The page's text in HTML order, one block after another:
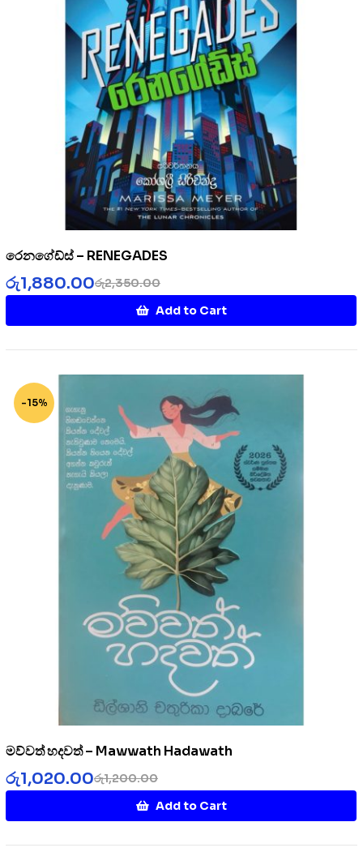
රෙනගේඩ්ස් – RENEGADES
රු2,350.00
රු1,880.00
Add to Cart
-15%
මව්වත් හදවත් – Mawwath Hadawath
රු1,200.00
රු1,020.00
Add to Cart